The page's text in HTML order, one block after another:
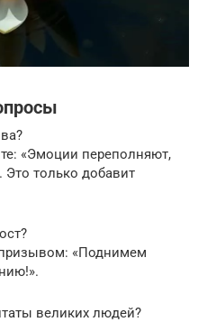
«Эмоции переполняют,
Это только добавит
«Поднимем
великих людей?